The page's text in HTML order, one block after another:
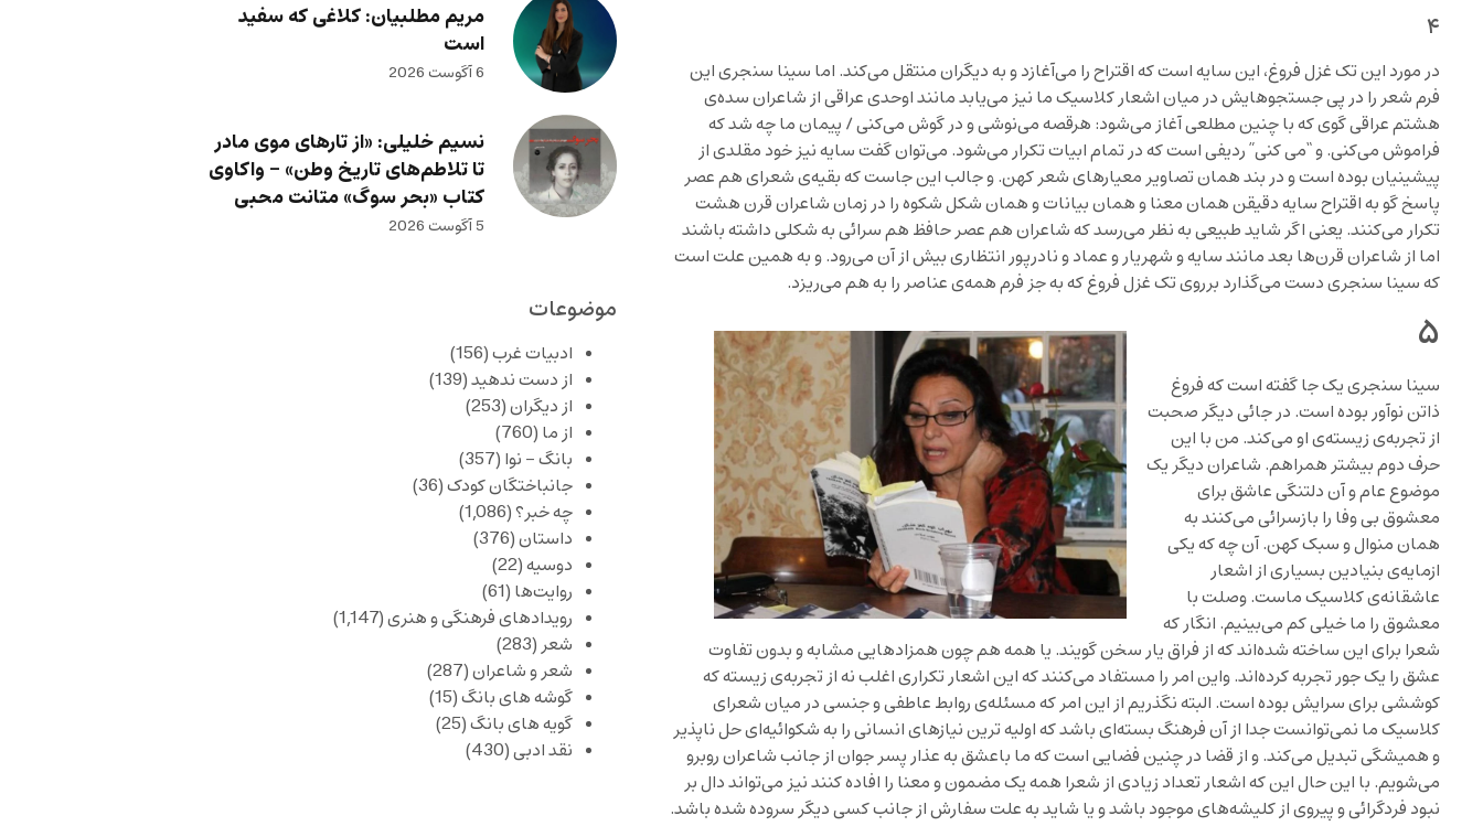
۴
در مورد این تک غزل فروغ، این سایه است که اقتراح را می‌آغازد و به دیگران منتقل می‌کند. اما سینا سنجری این
فرم شعر را در پی جستجوهایش در میان اشعار کلاسیک ما نیز می‌یابد مانند اوحدی عراقی از شاعران سده‌ی
هشتم عراقی گوی که با چنین مطلعی آغاز می‌شود: هرقصه می‌نوشی و در گوش می‌کنی / پیمان ما چه شد که
فراموش می‌کنی. و “می کنی” ردیفی است که در تمام ابیات تکرار می‌شود. می‌توان گفت سایه نیز خود مقلدی از
پیشینیان بوده است و در بند همان تصاویر معیارهای شعر کهن. و جالب این جاست که بقیه‌ی شعرای هم عصر
پاسخ گو به اقتراح سایه دقیقن همان معنا و همان بیانات و همان شکل شکوه را در زمان شاعران قرن هشت
تکرار می‌کنند. یعنی اگر شاید طبیعی به نظر می‌رسد که شاعران هم عصر حافظ هم سرائی به شکلی داشته باشند
اما از شاعران قرن‌ها بعد مانند سایه و شهریار و عماد و نادرپور انتظاری بیش از آن می‌رود. و به همین علت است
که سینا سنجری دست می‌گذارد برروی تک غزل فروغ که به جز فرم همه‌ی عناصر را به هم می‌ریزد.
۵
سینا سنجری یک جا گفته است که فروغ
ذاتن نوآور بوده است. در جائی دیگر صحبت
از تجربه‌ی زیسته‌ی او می‌کند. من با این
حرف دوم بیشتر همراهم. شاعران دیگر یک
موضوع عام و آن دلتنگی عاشق برای
معشوق بی وفا را بازسرائی می‌کنند به
همان منوال و سبک کهن. آن چه که یکی
ازمایه‌ی بنیادین بسیاری از اشعار
عاشقانه‌ی کلاسیک ماست. وصلت با
معشوق را ما خیلی کم می‌بینیم. انگار که
شعرا برای این ساخته شده‌اند که از فراق یار سخن گویند. یا همه هم چون همزادهایی مشابه و بدون تفاوت
عشق را یک جور تجربه کرده‌اند. واین امر را مستفاد می‌کنند که این اشعار تکراری اغلب نه از تجربه‌ی زیسته که
کوششی برای سرایش بوده است. البته نگذریم از این امر که مسئله‌ی روابط عاطفی و جنسی در میان شعرای
کلاسیک ما نمی‌توانست جدا از آن فرهنگ بسته‌ای باشد که اولیه ترین نیازهای انسانی را به شکوائیه‌ای حل ناپذیر
و همیشگی تبدیل می‌کند. و از قضا در چنین فضایی است که ما باعشق به عذار پسر جوان از جانب شاعران روبرو
می‌شویم. با این حال این که اشعار تعداد زیادی از شعرا همه یک مضمون و معنا را افاده کنند نیز می‌تواند دال بر
نبود فردگرائی و پیروی از کلیشه‌های موجود باشد و یا شاید به علت سفارش از جانب کسی دیگر سروده شده باشد.
مریم مطلبیان: کلاغی که سفید
است
6 آگوست 2026
نسیم خلیلی: «از تارهای موی مادر
تا تلاطم‌های تاریخ وطن» – واکاوی
کتاب «بحر سوگ» متانت محبی
5 آگوست 2026
موضوعات
ادبیات غرب(156)
از دست ندهید(139)
از دیگران(253)
از ما (760)
بانگ – نوا (357)
جانباختگان کودک(36)
چه خبر؟(1,086)
داستان(376)
دوسیه(22)
روایت‌ها (61)
رویدادهای فرهنگی و هنری(1,147)
شعر (283)
شعر و شاعران(287)
گوشه های بانگ(15)
گویه های بانگ(25)
نقد ادبی(430)